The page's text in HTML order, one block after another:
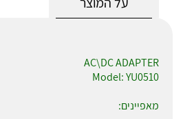
AC\DC ADAPTER
Model: YU0510
מאפיינים: